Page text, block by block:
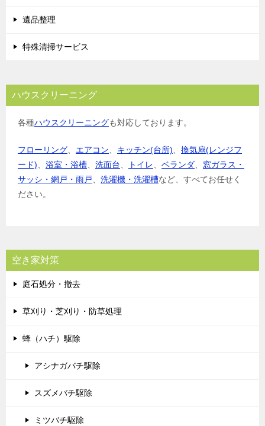
遺品整理
特殊清掃サービス
ハウスクリーニング
各種ハウスクリーニングも対応しております。
フローリング、 エアコン、 キッチン(台所)、 換気扇(レンジフ
ード)、 浴室・浴槽、 洗面台、 トイレ、 ベランダ、 窓ガラス・
サッシ・網戸・雨戸、 洗濯機・洗濯槽など、すべてお任せく
ださい。
空き家対策
庭石処分・撤去
草刈り・芝刈り・防草処理
蜂（ハチ）駆除
アシナガバチ駆除
スズメバチ駆除
ミツバチ駆除